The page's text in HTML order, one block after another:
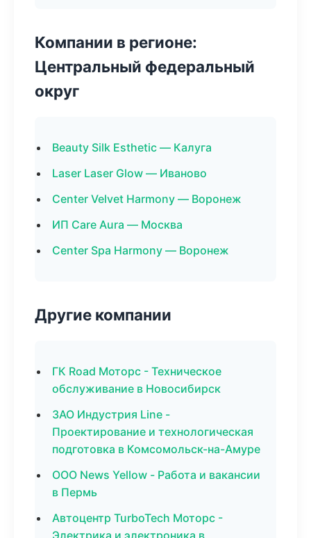
Компании в регионе:
Центральный федеральный
округ
Beauty Silk Esthetic — Калуга
Laser Laser Glow — Иваново
Center Velvet Harmony — Воронеж
ИП Care Aura — Москва
Center Spa Harmony — Воронеж
Другие компании
ГК Road Моторс - Техническое
обслуживание в Новосибирск
ЗАО Индустрия Line -
Проектирование и технологическая
подготовка в Комсомольск-на-Амуре
ООО News Yellow - Работа и вакансии
в Пермь
Автоцентр TurboTech Моторс -
Электрика и электроника в